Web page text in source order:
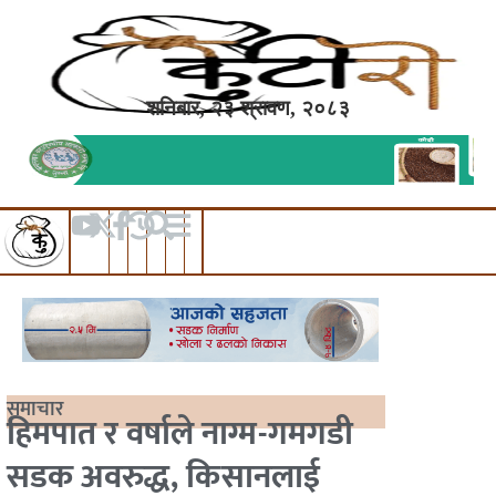
शनिबार, २३ श्रावण, २०८३
समाचार
हिमपात र वर्षाले नाग्म-गमगडी
सडक अवरुद्ध, किसानलाई